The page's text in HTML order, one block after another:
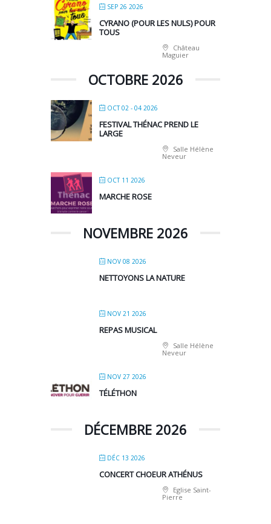
SEP 26 2026
CYRANO (POUR LES NULS) POUR
TOUS
Château
Maguier
OCTOBRE 2026
OCT 02 - 04 2026
FESTIVAL THÉNAC PREND LE
LARGE
Salle Hélène
Neveur
OCT 11 2026
MARCHE ROSE
NOVEMBRE 2026
NOV 08 2026
NETTOYONS LA NATURE
NOV 21 2026
REPAS MUSICAL
Salle Hélène
Neveur
NOV 27 2026
TÉLÉTHON
DÉCEMBRE 2026
DÉC 13 2026
CONCERT CHOEUR ATHÉNUS
Eglise Saint-
Pierre